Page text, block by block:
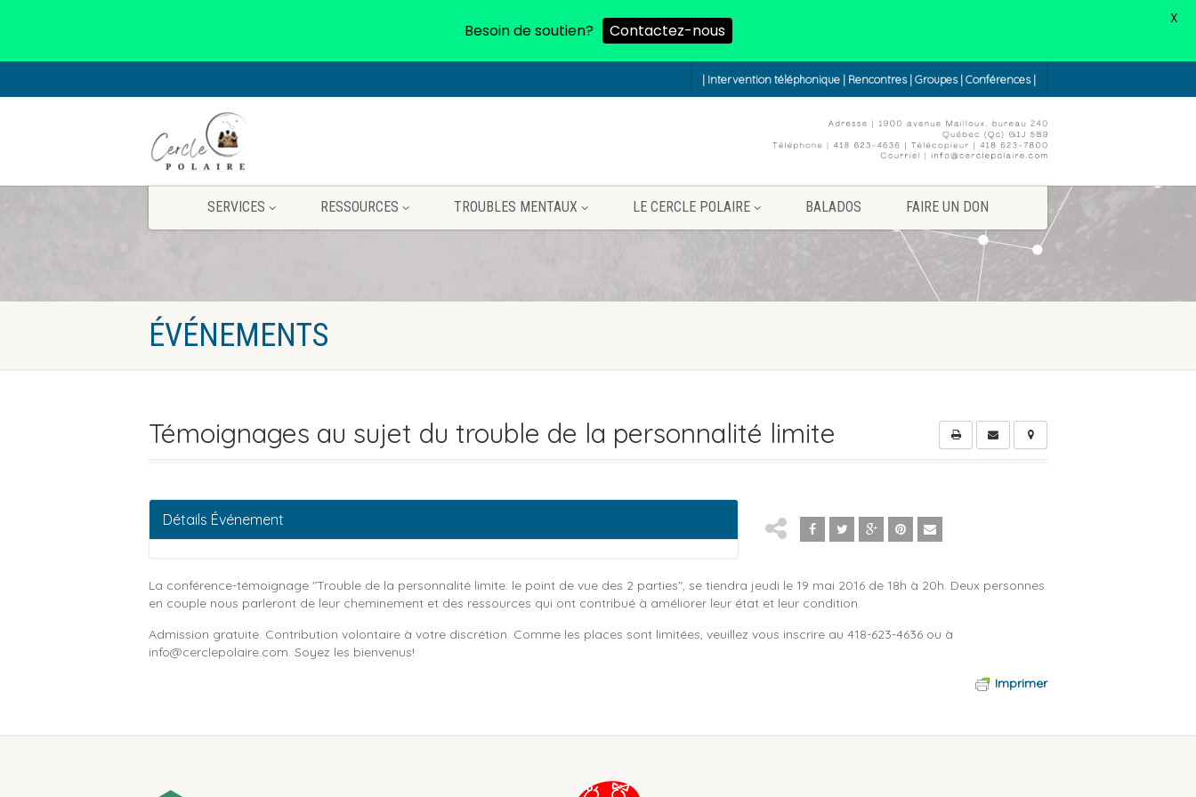
| Intervention téléphonique | Rencontres | Groupes | Conférences |
SERVICES RESSOURCES TROUBLES MENTAUX LE CERCLE POLAIRE BALADOS FAIRE UN DON
ÉVÉNEMENTS
Témoignages au sujet du trouble de la personnalité limite
Détails Événement
La conférence-témoignage "Trouble de la personnalité limite: le point de vue des 2 parties", se tiendra jeudi le 19 mai 2016 de 18h à 20h. Deux personnes
en couple nous parleront de leur cheminement et des ressources qui ont contribué à améliorer leur état et leur condition.
Admission gratuite. Contribution volontaire à votre discrétion. Comme les places sont limitées, veuillez vous inscrire au 418-623-4636 ou à
info@cerclepolaire.com. Soyez les bienvenus!
Imprimer
Besoin de soutien? Contactez-nous
X